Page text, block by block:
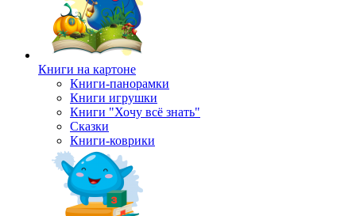
Книги на картоне
Книги-панорамки
Книги игрушки
Книги "Хочу всё знать"
Сказки
Книги-коврики